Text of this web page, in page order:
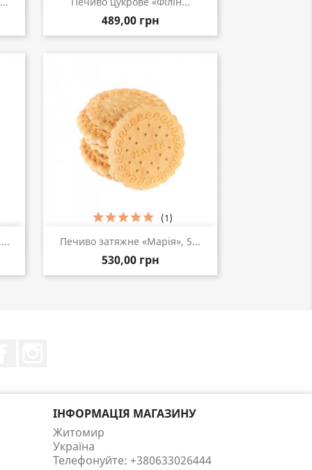
489,00 грн
Печиво затяжне «Марія», 5...
530,00 грн
(1)
Швидкий перегляд
ІНФОРМАЦІЯ МАГАЗИНУ
Житомир
Україна
Телефонуйте: +380633026444